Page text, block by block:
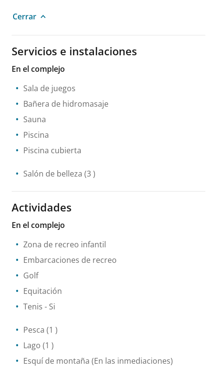
Cerrar
Servicios e instalaciones
En el complejo
Sala de juegos
Bañera de hidromasaje
Sauna
Piscina
Piscina cubierta
Salón de belleza (3 )
Actividades
En el complejo
Zona de recreo infantil
Embarcaciones de recreo
Golf
Equitación
Tenis - Si
Pesca (1 )
Lago (1 )
Esquí de montaña (En las inmediaciones)